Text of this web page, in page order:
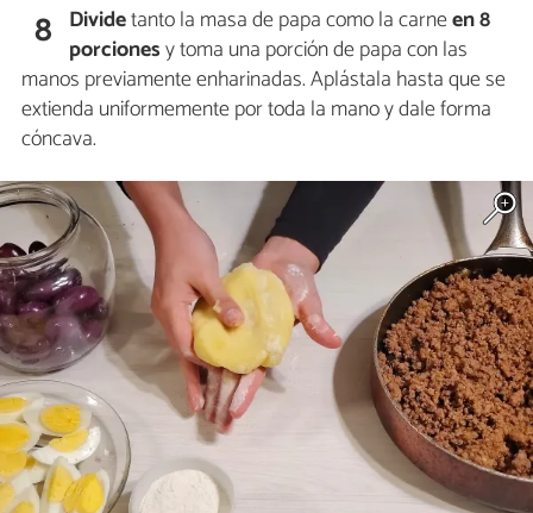
8 Dividetanto la masa de papa como la carneen 8
porcionesy toma una porción de papa con las
manos previamente enharinadas. Aplástala hasta que se
extienda uniformemente por toda la mano y dale forma
cóncava.